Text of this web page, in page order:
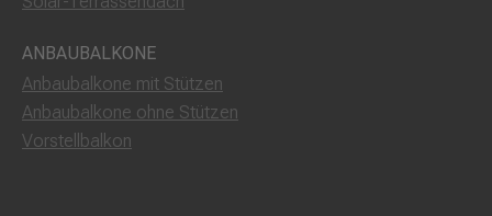
ANBAUBALKONE
Anbaubalkone mit Stützen
Anbaubalkone ohne Stützen
Vorstellbalkon